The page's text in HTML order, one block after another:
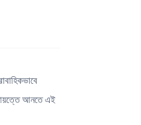
আয়ত্তে আনতে এই